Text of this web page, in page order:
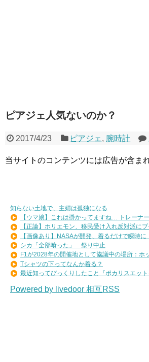
ピアジェ人気ないのか？
2017/4/23 ピアジェ , 腕時計
当サイトのコンテンツには広告が含ま
知らない土地で、主婦は孤独になる
【ウマ娘】これは掛かってますね… トレーナ
【正論】ホリエモン、移民受け入れ反対派に
【画像あり】NASAが開発、着るだけで瞬時に
シカ「全部喰った」 祭り中止
F1が2028年の開催地として協議中の場所：ホ
Tシャツの下ってなんか着る？
最近知ってびっくりしたこと『ポカリスエッ
Powered by livedoor 相互RSS